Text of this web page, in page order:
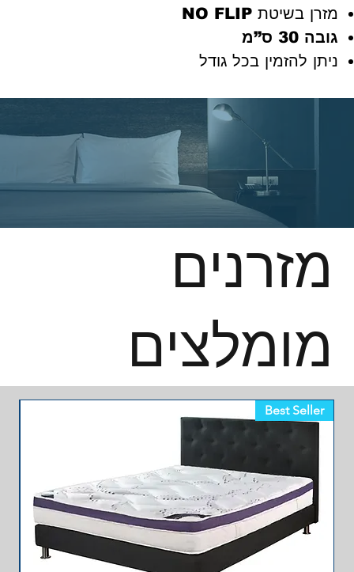
מזרן בשיטת NO FLIP
גובה 30 ס”מ
ניתן להזמין בכל גודל
מזרנים
מומלצים
Best Seller